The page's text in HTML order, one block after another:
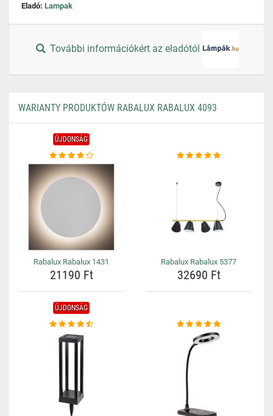
Eladó: Lampak
További információkért az eladótól
WARIANTY PRODUKTÓW RABALUX RABALUX 4093
ÚJDONSÁG
Rabalux Rabalux 1431
21190 Ft
Rabalux Rabalux 5377
32690 Ft
ÚJDONSÁG